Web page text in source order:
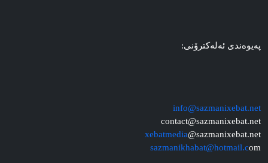
په‌یوه‌ندی ئه‌له‌کترۆنی:
info@sazmanixebat.net
contact@sazmanixebat.net
xebatmedia@sazmanixebat.net
sazmanikhabat@hotmail.com